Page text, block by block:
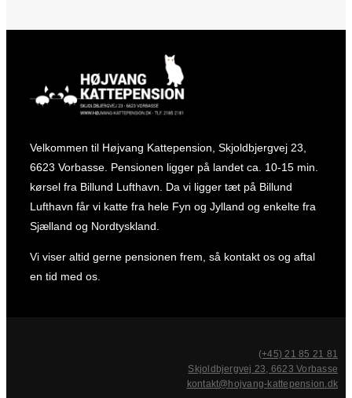
Velkommen til Højvang Kattepension, Skjoldbjergvej 23,
6623 Vorbasse. Pensionen ligger på landet ca. 10-15 min.
kørsel fra Billund Lufthavn. Da vi ligger tæt på Billund
Lufthavn får vi katte fra hele Fyn og Jylland og enkelte fra
Sjælland og Nordtyskland.
Vi viser altid gerne pensionen frem, så kontakt os og aftal
en tid med os.
(+45) 21 85 21 81
Skjoldbjergvej 23, 6623 Vorbasse
kontakt@hojvang-kattepension.dk